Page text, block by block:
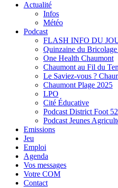
Actualité
Infos
Météo
Podcast
FLASH INFO DU
Quinzaine du
One Health Chaumont
Chaumont au Fil du
Le Saviez-vous ?
Chaumont Plage 2025
LPO
Cité Éducative
Podcast District Foot 52
Podcast Jeunes
Emissions
Jeu
Emploi
Agenda
Vos messages
Votre COM
Contact